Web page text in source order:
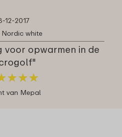
12-2017
Nordic white
voor opwarmen in de
★★★
★★★
van Mepal